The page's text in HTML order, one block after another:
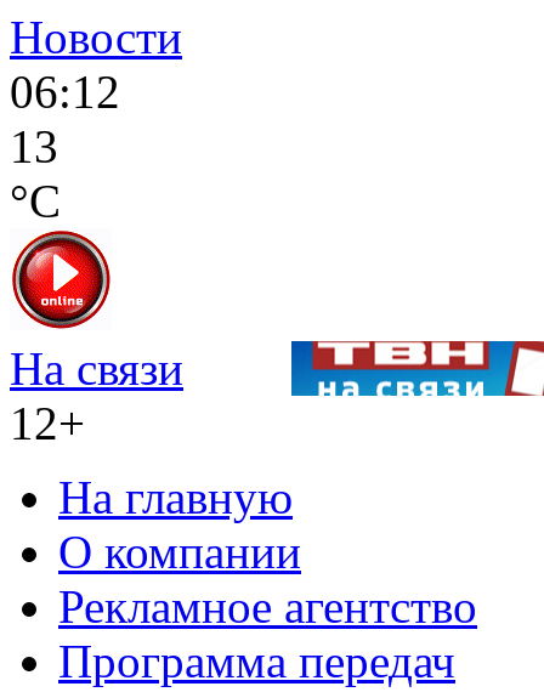
Новости
06:12
13
°C
На связи
12+
На главную
О компании
Рекламное агентство
Программа передач